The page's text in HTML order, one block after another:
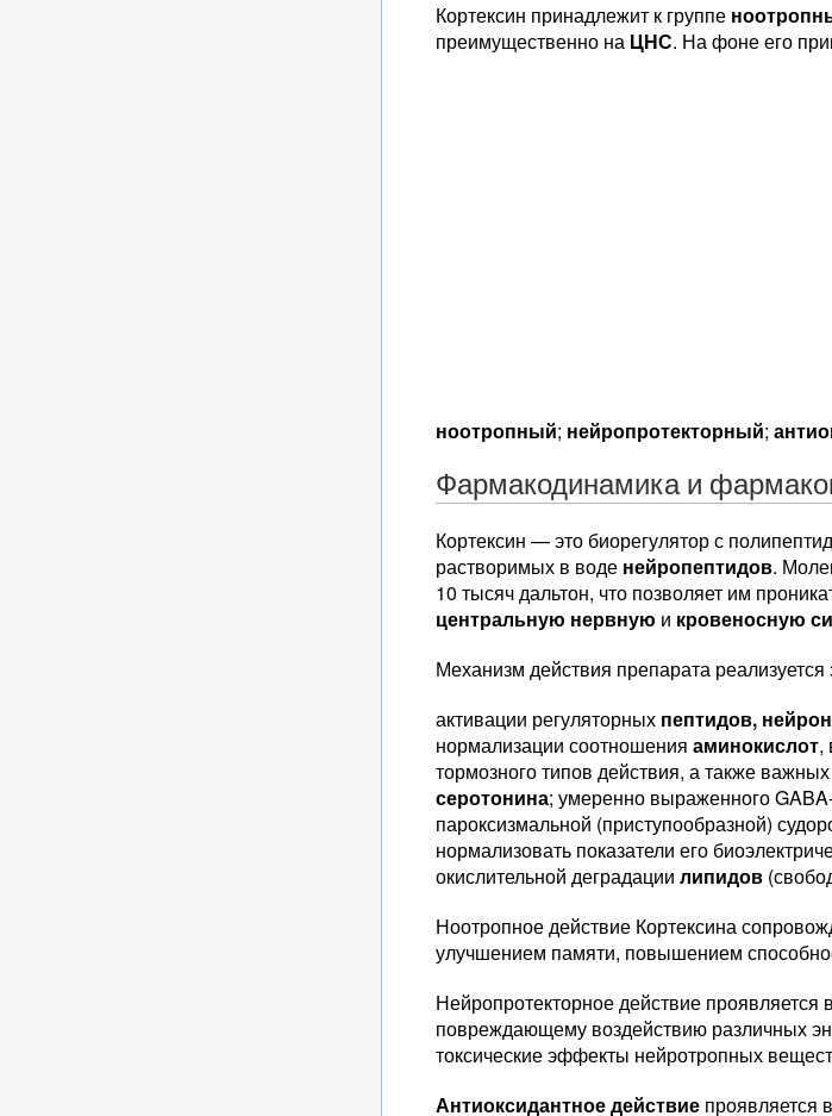
Кортексин принадлежит к группе
преимущественно на ЦНС. На фоне его
ноотропный; нейропротекторный;
Фармакодинамика и
Кортексин — это биорегулятор с
растворимых в воде нейропептидов.
10 тысяч дальтон, что позволяет им
центральную нервную и кровеносную
Механизм действия препарата реализуется
активации регуляторных пептидов,
нормализации соотношенияаминокислот,
тормозного типов действия, а также важных
серотонина; умеренно выраженного
пароксизмальной (приступообразной)
нормализовать показатели его
окислительной деградациилипидов
Ноотропное действие Кортексина
улучшением памяти, повышением
Нейропротекторное действие проявляется
повреждающему воздействию различных
токсические эффекты нейротропных
Антиоксидантное действие проявляется